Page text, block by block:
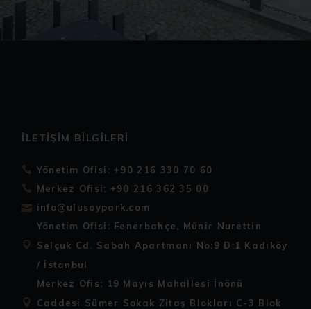
İLETIŞIM BILGILERI
Yönetim Ofisi: +90 216 330 70 60
Merkez Ofisi: +90 216 362 35 00
info@ulusoypark.com
Yönetim Ofisi: Fenerbahçe, Münir Nurettin
Selçuk Cd. Sabah Apartmanı No:9 D:1 Kadıköy
/ İstanbul
Merkez Ofis: 19 Mayıs Mahallesi İnönü
Caddesi Sümer Sokak Zitaş Blokları C-3 Blok